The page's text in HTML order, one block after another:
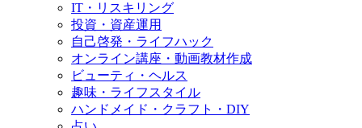
IT・リスキリング
投資・資産運用
自己啓発・ライフハック
オンライン講座・動画教材作成
ビューティ・ヘルス
趣味・ライフスタイル
ハンドメイド・クラフト・DIY